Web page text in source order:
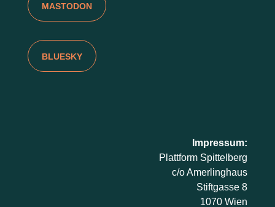
MASTODON
BLUESKY
Impressum:
Plattform Spittelberg
c/o Amerlinghaus
Stiftgasse 8
1070 Wien